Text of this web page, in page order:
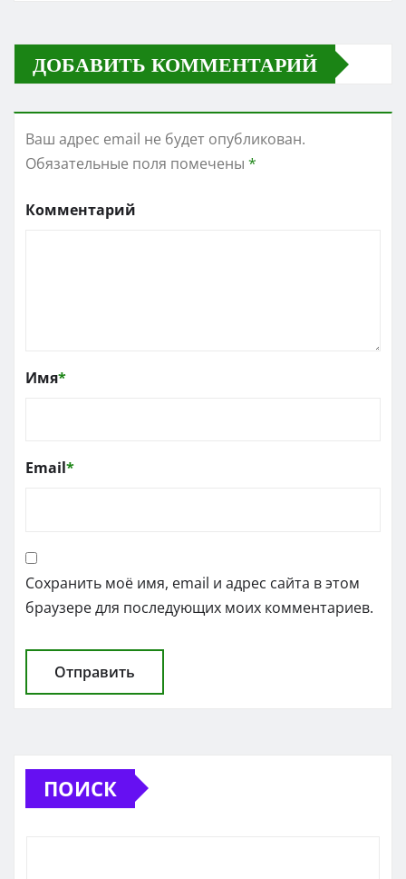
ДОБАВИТЬ КОММЕНТАРИЙ
Ваш адрес email не будет опубликован.
Обязательные поля помечены *
Комментарий
Имя*
Email*
Сохранить моё имя, email и адрес сайта в этом
браузере для последующих моих комментариев.
ПОИСК